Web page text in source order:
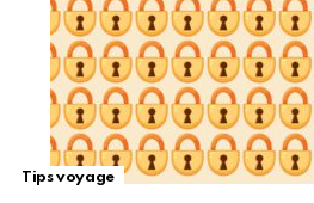
Tips voyage